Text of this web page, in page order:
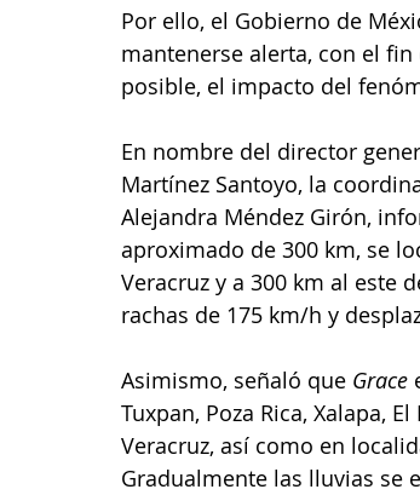
Por ello, el Gobierno de
mantenerse alerta, con el
posible, el impacto del
En nombre del director
Martínez Santoyo, la
Alejandra Méndez Girón,
aproximado de 300 km, se
Veracruz y a 300 km al este
rachas de 175 km/h y
Asimismo, señaló que Grace
Tuxpan, Poza Rica, Xalapa,
Veracruz, así como en
Gradualmente las lluvias se